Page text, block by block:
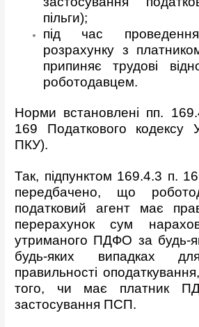
пільги);
під час
розрахунку з
припиняє трудові
роботодавцем.
Норми встановлені пп.
169 Податкового кодексу
ПКУ).
Так, підпунктом 169.4.3 п.
передбачено, що
податковий агент має
перерахунок сум
утриманого ПДФО за будь-
будь-яких випадках
правильності
того, чи має платник
застосування ПСП.